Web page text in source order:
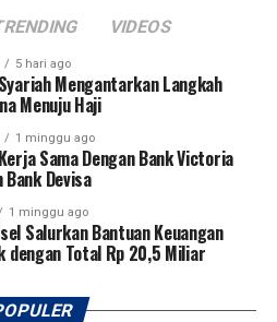
VIDEOS
5 hari ago
Mengantarkan Langkah
Menuju Haji
1 minggu ago
Sama Dengan Bank Victoria
Bank Devisa
1 minggu ago
Salurkan Bantuan Keuangan
dengan Total Rp 20,5 Miliar